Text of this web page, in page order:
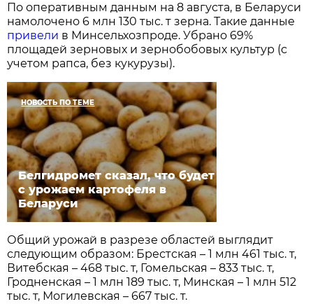
По оперативным данным на 8 августа, в Беларуси
намолочено 6 млн 130 тыс. т зерна. Такие данные
привели в Минсельхозпроде. Убрано 69%
площадей зерновых и зернобобовых культур (с
учетом рапса, без кукурузы).
НОВОСТЬ ПО ТЕМЕ
Белгидромет сказал, что будет
с урожаем картофеля в
Беларуси
Общий урожай в разрезе областей выглядит
следующим образом: Брестская – 1 млн 461 тыс. т,
Витебская – 468 тыс. т, Гомельская – 833 тыс. т,
Гродненская – 1 млн 189 тыс. т, Минская – 1 млн 512
тыс. т, Могилевская – 667 тыс. т.